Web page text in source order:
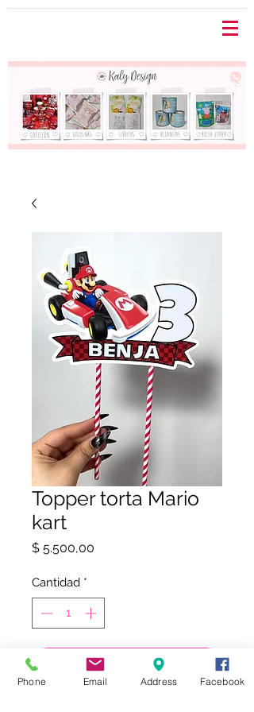
Topper torta Mario
kart
$ 5.500,00
Cantidad *
COMPRAR
Phone Email Address Facebook